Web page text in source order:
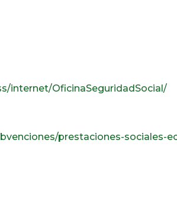
internet/OficinaSeguridadSocial/
prestaciones-sociales-